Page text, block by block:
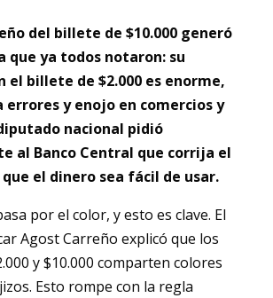
del billete de $10.000 generó
que ya todos notaron: su
el billete de $2.000 es enorme,
errores y enojo en comercios y
nacional pidió
al Banco Central que corrija el
el dinero sea fácil de usar.
por el color, y esto es clave. El
Agost Carreño explicó que los
y $10.000 comparten colores
Esto rompe con la regla